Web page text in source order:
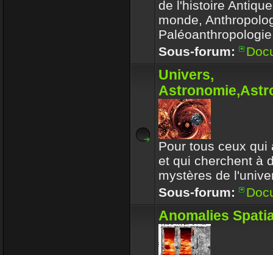
de l'histoire
monde,
Sous-forum:
Univers,
Pour tous ceux qui
et qui cherchent à
mystères de
Sous-forum:
Anomalies